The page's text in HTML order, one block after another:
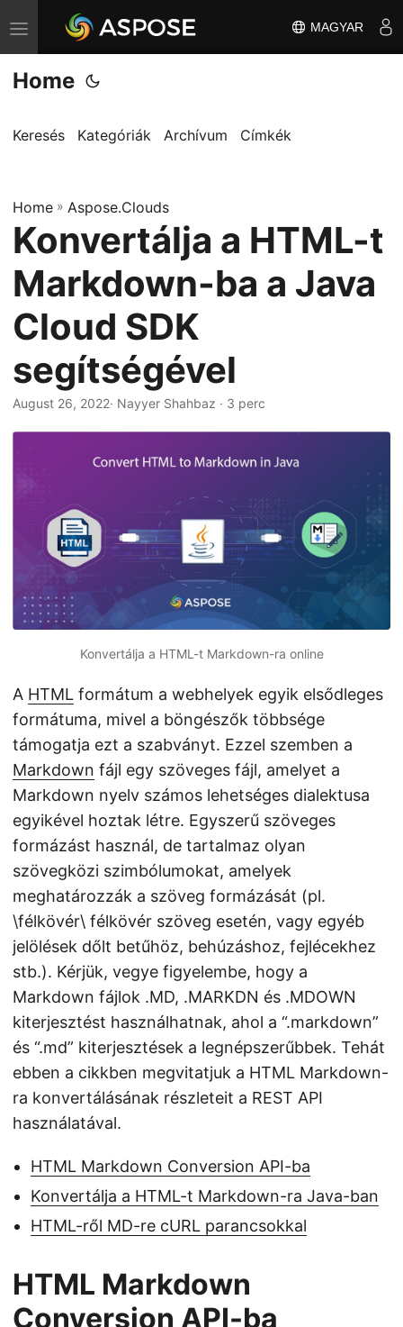
T
o
g
l
a
v
i
g
a
t
i
o
n
MAGYAR
Home
Keresés Kategóriák Archívum Címkék
Home » Aspose.Clouds
Konvertálja a HTML-t
Markdown-ba a Java
Cloud SDK
segítségével
August 26, 2022· Nayyer Shahbaz · 3 perc
Konvertálja a HTML-t Markdown-ra online
A HTML formátum a webhelyek egyik elsődleges
formátuma, mivel a böngészők többsége
támogatja ezt a szabványt. Ezzel szemben a
Markdown fájl egy szöveges fájl, amelyet a
Markdown nyelv számos lehetséges dialektusa
egyikével hoztak létre. Egyszerű szöveges
formázást használ, de tartalmaz olyan
szövegközi szimbólumokat, amelyek
meghatározzák a szöveg formázását (pl.
\félkövér\ félkövér szöveg esetén, vagy egyéb
jelölések dőlt betűhöz, behúzáshoz, fejlécekhez
stb.). Kérjük, vegye figyelembe, hogy a
Markdown fájlok .MD, .MARKDN és .MDOWN
kiterjesztést használhatnak, ahol a “.markdown”
és “.md” kiterjesztések a legnépszerűbbek. Tehát
ebben a cikkben megvitatjuk a HTML Markdown-
ra konvertálásának részleteit a REST API
használatával.
HTML Markdown Conversion API-ba
Konvertálja a HTML-t Markdown-ra Java-ban
HTML-ről MD-re cURL parancsokkal
HTML Markdown
Conversion API-ba